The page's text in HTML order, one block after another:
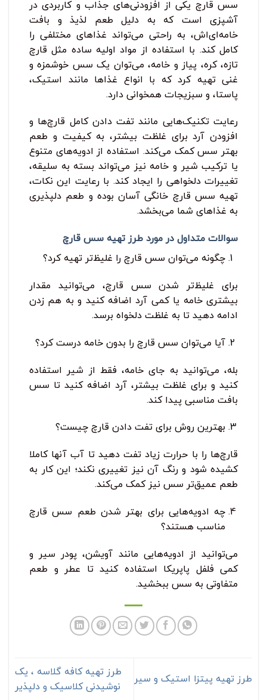
سس قارچ یکی از افزودنی‌های جذاب و کاربردی در
آشپزی است که به دلیل طعم لذیذ و بافت
خامه‌ای‌اش، به راحتی می‌تواند غذاهای مختلفی را
کامل کند. با استفاده از مواد اولیه ساده مثل قارچ
تازه، کره، پیاز و خامه، می‌توان یک سس خوشمزه و
غنی تهیه کرد که با انواع غذاها مانند استیک،
پاستا، و سبزیجات همخوانی دارد.
رعایت تکنیک‌هایی مانند تفت دادن کامل قارچ‌ها و
افزودن آرد برای غلظت بیشتر، به کیفیت و طعم
بهتر سس کمک می‌کند. استفاده از ادویه‌های متنوع
یا ترکیب شیر و خامه نیز می‌تواند بسته به سلیقه،
تغییرات دلخواهی را ایجاد کند. با رعایت این نکات،
تهیه سس قارچ خانگی آسان بوده و طعم دلپذیری
به غذاهای شما می‌بخشد.
سوالات متداول در مورد طرز تهیه سس قارچ
چگونه می‌توان سس قارچ را غلیظ‌تر تهیه کرد؟
برای غلیظ‌تر شدن سس قارچ، می‌توانید مقدار
بیشتری خامه یا کمی آرد اضافه کنید و به هم زدن
ادامه دهید تا به غلظت دلخواه برسد.
آیا می‌توان سس قارچ را بدون خامه درست کرد؟
بله، می‌توانید به جای خامه، فقط از شیر استفاده
کنید و برای غلظت بیشتر، آرد اضافه کنید تا سس
بافت مناسبی پیدا کند.
بهترین روش برای تفت دادن قارچ چیست؟
قارچ‌ها را با حرارت زیاد تفت دهید تا آب آنها کاملا
کشیده شود و رنگ آن نیز تغییری نکند؛ این کار به
طعم عمیق‌تر سس نیز کمک می‌کند.
چه ادویه‌هایی برای بهتر شدن طعم سس قارچ
مناسب هستند؟
می‌توانید از ادویه‌هایی مانند آویشن، پودر سیر و
کمی فلفل پاپریکا استفاده کنید تا عطر و طعم
متفاوتی به سس ببخشید.
طرز تهیه پیتزا استیک و سیر
طرز تهیه کافه گلاسه ، یک
نوشیدنی کلاسیک و دلپذیر